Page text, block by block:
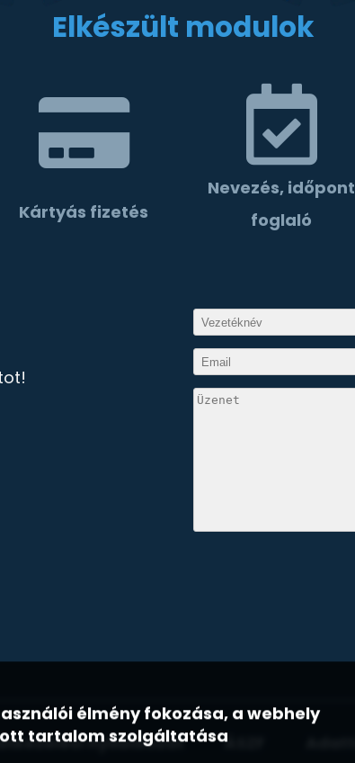
Elkészült modulok
Kártyás fizetés
Nevezés, időpont
foglaló
nyilatkozat ÁSZF
élmény fokozása, a webhely
tartalom szolgáltatása